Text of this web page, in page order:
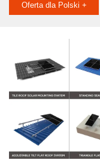
Oferta dla Polski +